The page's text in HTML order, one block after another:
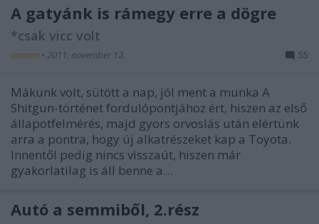
A gatyánk is rámegy erre a dögre
*csak vicc volt
ommm • 2011. november 12. 55
Mákunk volt, sütött a nap, jól ment a munka A
Shitgun-történet fordulópontjához ért, hiszen az első
állapotfelmérés, majd gyors orvoslás után elértünk
arra a pontra, hogy új alkatrészeket kap a Toyota.
Innentől pedig nincs visszaút, hiszen már
gyakorlatilag is áll benne a…
Autó a semmiből, 2.rész